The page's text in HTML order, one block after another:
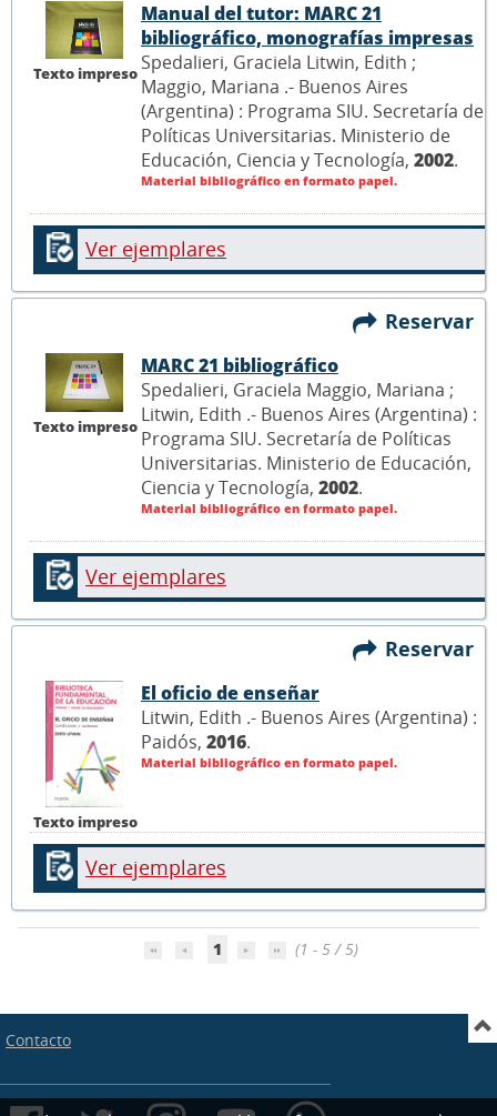
Texto impreso
Manual del tutor: MARC 21
bibliográfico, monografías impresas
Spedalieri, Graciela Litwin, Edith ;
Maggio, Mariana .- Buenos Aires
(Argentina) : Programa SIU. Secretaría de
Políticas Universitarias. Ministerio de
Educación, Ciencia y Tecnología, 2002.
Material bibliográfico en formato papel.
Ver ejemplares
Reservar
Texto impreso
MARC 21 bibliográfico
Spedalieri, Graciela Maggio, Mariana ;
Litwin, Edith .- Buenos Aires (Argentina) :
Programa SIU. Secretaría de Políticas
Universitarias. Ministerio de Educación,
Ciencia y Tecnología, 2002.
Material bibliográfico en formato papel.
Ver ejemplares
Reservar
Texto impreso
El oficio de enseñar
Litwin, Edith .- Buenos Aires (Argentina) :
Paidós, 2016.
Material bibliográfico en formato papel.
Ver ejemplares
1 (1 - 5 / 5)
Contacto